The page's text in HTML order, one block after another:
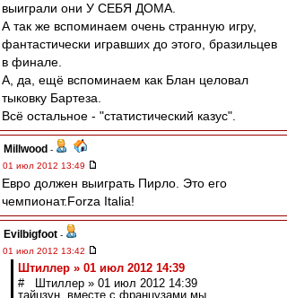
выиграли они У СЕБЯ ДОМА.
А так же вспоминаем очень странную игру,
фантастически игравших до этого, бразильцев
в финале.
А, да, ещё вспоминаем как Блан целовал
тыковку Бартеза.
Всё остальное - "статистический казус".
Millwood -
01 июл 2012 13:49
Евро должен выиграть Пирло. Это его
чемпионат.Forza Italia!
Evilbigfoot -
01 июл 2012 13:42
Штиллер » 01 июл 2012 14:39
# Штиллер » 01 июл 2012 14:39
тайцзун, вместе с французами мы